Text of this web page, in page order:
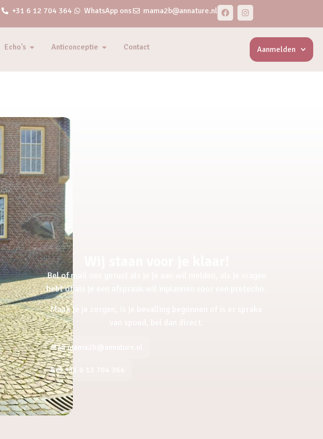
+31 6 12 704 364 WhatsApp ons mama2b@annature.nl
Echo's Anticonceptie Contact Aanmelden
Bel of mail ons gerust als je je aan wil melden, als je vragen
hebt of als je een afspraak wil inplannen voor een pretecho.
Maak je je zorgen, is je bevalling begonnen of is er sprake
Mail mama2b@annature.nl
Bel +31 6 12 704 364